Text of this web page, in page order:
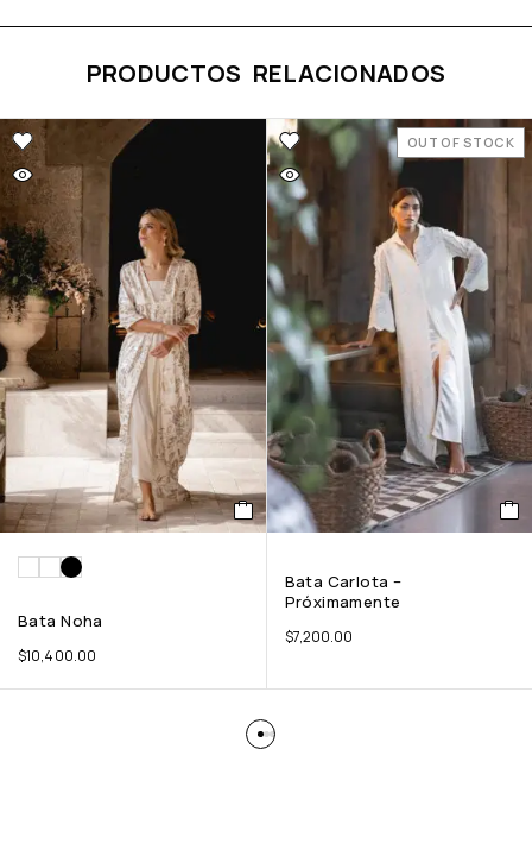
PRODUCTOS RELACIONADOS
Bata Noha
$10,400.00
OUT OF STOCK
Bata Carlota –
Próximamente
$7,200.00